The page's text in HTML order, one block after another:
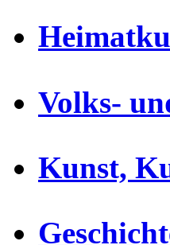
Volks-
Kunst,